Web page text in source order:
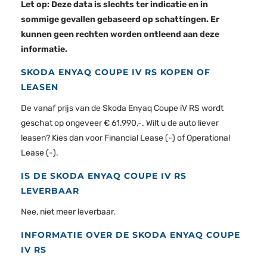
Let op: Deze data is slechts ter indicatie en in
sommige gevallen gebaseerd op schattingen. Er
kunnen geen rechten worden ontleend aan deze
informatie.
SKODA ENYAQ COUPE IV RS KOPEN OF
LEASEN
De vanaf prijs van de Skoda Enyaq Coupe iV RS wordt
geschat op ongeveer € 61.990,-. Wilt u de auto liever
leasen? Kies dan voor Financial Lease (-) of Operational
Lease (-).
IS DE SKODA ENYAQ COUPE IV RS
LEVERBAAR
Nee, niet meer leverbaar.
INFORMATIE OVER DE SKODA ENYAQ COUPE
IV RS